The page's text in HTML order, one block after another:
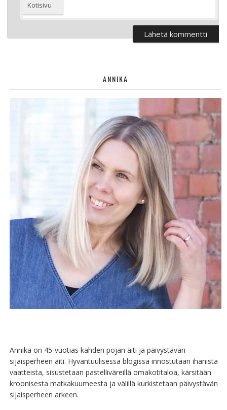
Kotisivu
ANNIKA
Annika on 45-vuotias kahden pojan äiti ja päivystävän
sijaisperheen äiti. Hyväntuulisessa blogissa innostutaan ihanista
vaatteista, sisustetaan pastelliväreillä omakotitaloa, kärsitään
kroonisesta matkakuumeesta ja välillä kurkistetaan päivystävän
sijaisperheen arkeen.